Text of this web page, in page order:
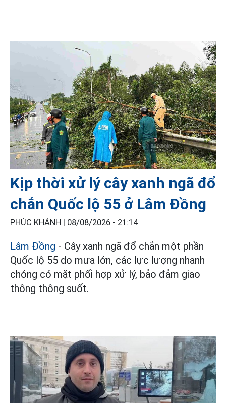
Kịp thời xử lý cây xanh ngã đổ
chắn Quốc lộ 55 ở Lâm Đồng
PHÚC KHÁNH | 08/08/2026 - 21:14
Lâm Đồng - Cây xanh ngã đổ chắn một phần
Quốc lộ 55 do mưa lớn, các lực lượng nhanh
chóng có mặt phối hợp xử lý, bảo đảm giao
thông thông suốt.